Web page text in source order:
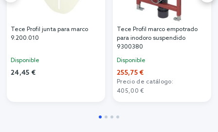
Tece Profil junta para marco
9.200.010
Disponible
24,45 €
Tece Profil marco empotrado
para inodoro suspendido
9300380
Disponible
255,75 €
Precio de catálogo:
405,00 €